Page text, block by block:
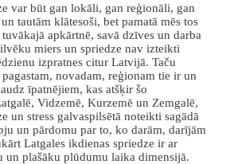
var būt gan lokāli, gan reģionāli, gan
tautām klātesoši, bet pamatā mēs tos
apkārtnē, savā dzīves un darba
miers un spriedze nav izteikti
izpratnes citur Latvijā. Taču
novadam, reģionam tie ir un
īpatnējiem, kas atšķir šo
Vidzemē, Kurzemē un Zemgalē,
un stress galvaspilsētā noteikti sagādā
un pārdomu par to, ko darām, darījām
Latgales ikdienas spriedze ir ar
un plašāku plūdumu laika dimensijā.